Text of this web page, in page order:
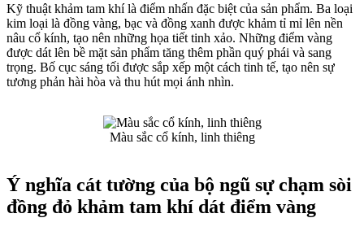
Kỹ thuật khảm tam khí là điểm nhấn đặc biệt của sản phẩm. Ba loại
kim loại là đồng vàng, bạc và đồng xanh được khảm tỉ mỉ lên nền
nâu cổ kính, tạo nên những họa tiết tinh xảo. Những điểm vàng
được dát lên bề mặt sản phẩm tăng thêm phần quý phái và sang
trọng. Bố cục sáng tối được sắp xếp một cách tinh tế, tạo nên sự
tương phản hài hòa và thu hút mọi ánh nhìn.
Màu sắc cổ kính, linh thiêng
Ý nghĩa cát tường của bộ ngũ sự chạm sòi
đồng đỏ khảm tam khí dát điểm vàng